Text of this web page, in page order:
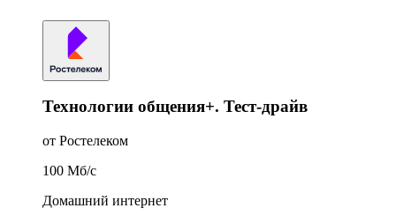
Технологии общения+. Тест-драйв
от Ростелеком
100 Мб/c
Домашний интернет